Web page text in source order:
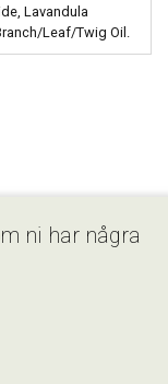
Lavandula
Leaf/Twig Oil.
ni har några